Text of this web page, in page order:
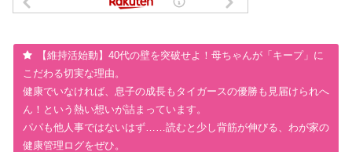
【維持活始動】40代の壁を突破せよ！母ちゃんが「キープ」に
こだわる切実な理由。
健康でいなければ、息子の成長もタイガースの優勝も見届けられへ
ん！という熱い想いが詰まっています。
パパも他人事ではないはず……読むと少し背筋が伸びる、わが家の
健康管理ログをぜひ。